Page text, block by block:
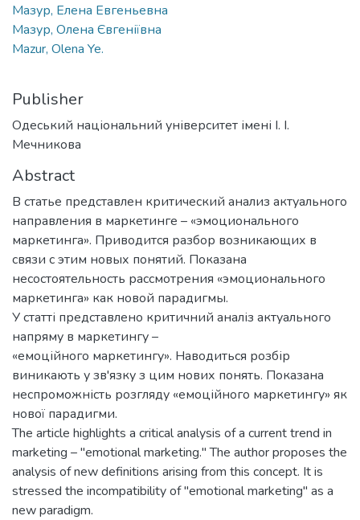
Мазур, Елена Евгеньевна
Мазур, Олена Євгеніївна
Mazur, Olena Ye.
Publisher
Одеський національний університет імені І. І.
Мечникова
Abstract
В статье представлен критический анализ актуального
направления в маркетинге – «эмоционального
маркетинга». Приводится разбор возникающих в
связи с этим новых понятий. Показана
несостоятельность рассмотрения «эмоционального
маркетинга» как новой парадигмы.
У статті представлено критичний аналіз актуального
напряму в маркетингу –
«емоційного маркетингу». Наводиться розбір
виникають у зв'язку з цим нових понять. Показана
неспроможність розгляду «емоційного маркетингу» як
нової парадигми.
The article highlights a critical analysis of a current trend in
marketing – "emotional marketing." The author proposes the
analysis of new definitions arising from this concept. It is
stressed the incompatibility of "emotional marketing" as a
new paradigm.